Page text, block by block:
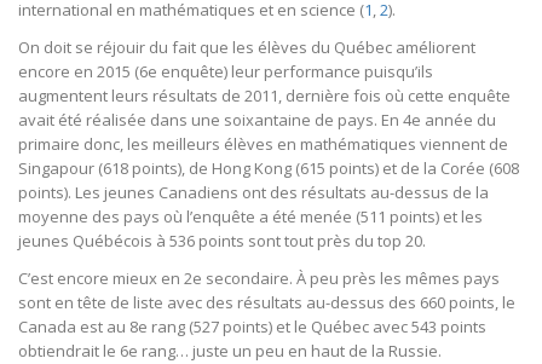
international en mathématiques et en science (1,2).
On doit se réjouir du fait que les élèves du Québec améliorent
encore en 2015 (6e enquête) leur performance puisqu’ils
augmentent leurs résultats de 2011, dernière fois où cette enquête
avait été réalisée dans une soixantaine de pays. En 4e année du
primaire donc, les meilleurs élèves en mathématiques viennent de
Singapour (618 points), de Hong Kong (615 points) et de la Corée (608
points). Les jeunes Canadiens ont des résultats au-dessus de la
moyenne des pays où l’enquête a été menée (511 points) et les
jeunes Québécois à 536 points sont tout près du top 20.
C’est encore mieux en 2e secondaire. À peu près les mêmes pays
sont en tête de liste avec des résultats au-dessus des 660 points, le
Canada est au 8e rang (527 points) et le Québec avec 543 points
obtiendrait le 6e rang… juste un peu en haut de la Russie.